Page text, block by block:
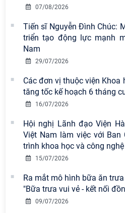
07/08/2026
Tiến sĩ Nguyễn Đình Chúc:
triển tạo động lực mạnh
Nam
29/07/2026
Các đơn vị thuộc viện Khoa
tăng tốc kế hoạch 6 tháng
16/07/2026
Hội nghị Lãnh đạo Viện
Việt Nam làm việc với Ban
trình khoa học và công
15/07/2026
Ra mắt mô hình bữa ăn
"Bữa trưa vui vẻ - kết nối
09/07/2026
Viện Hàn lâm Khoa học xã hội
Nam công bố các quyết định về
công tác cán bộ
Viện Hàn lâm Khoa học xã hội
khích tại Cuộc thi chính luận
nền tảng tư tưởng của Đảng
2026
Chi bộ Viện Sử học tổ chức Tọa
chuyên đề: Đẩy mạnh học tập,
hành tư tưởng, đạo đức, phương
pháp, phong cách Hồ Chí Minh
Hội thảo khoa học quốc tế
gian phát triển Việt Nam trong kỷ